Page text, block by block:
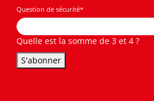
Question de sécurité*
Quelle est la somme de 3 et 4 ?
S'abonner